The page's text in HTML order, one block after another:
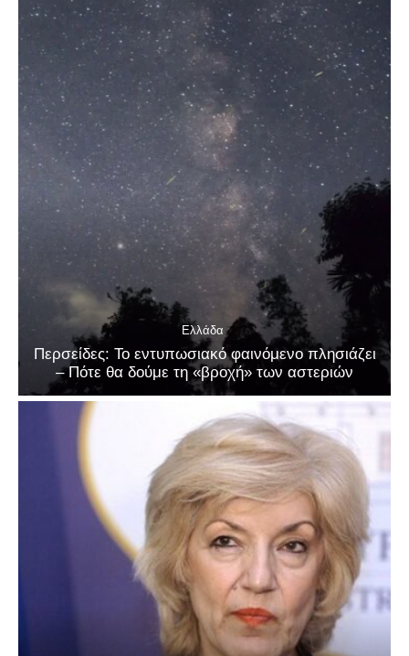
Ελλάδα
Περσείδες: Το εντυπωσιακό φαινόμενο πλησιάζει
– Πότε θα δούμε τη «βροχή» των αστεριών